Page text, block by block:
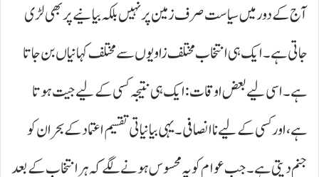
آج کے دور میں سیاست صرف زمین پر نہیں بلکہ بیانیے پر بھی لڑی
جاتی ہے۔ ایک ہی انتخاب مختلف زاویوں سے مختلف کہانیاں بن جاتا
ہے۔ اسی لیے بعض اوقات: ایک ہی نتیجہ کسی کے لیے جیت ہوتا
ہے، اور کسی کے لیے ناانصافی۔ یہی بیانیاتی تقسیم اعتماد کے بحران کو
جنم دیتی ہے۔ جب عوام کو یہ محسوس ہونے لگے کہ ہر انتخاب کے بعد